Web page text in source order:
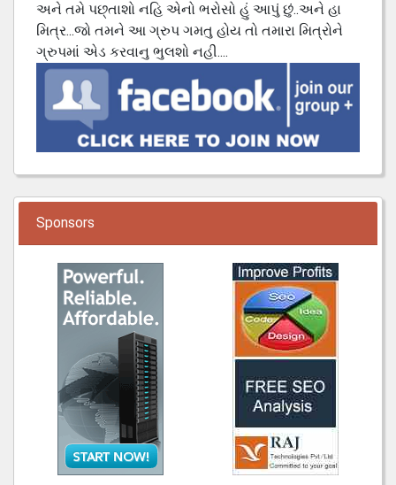
અને તમે પછ્તાશો નહિ એનો ભરોસો હું આપું છું..અને હા
મિત્ર...જો તમને આ ગ્રુપ ગમતુ હોય તો તમારા મિત્રોને
ગ્રુપમાં એડ કરવાનુ ભુલશો નહી....
Sponsors